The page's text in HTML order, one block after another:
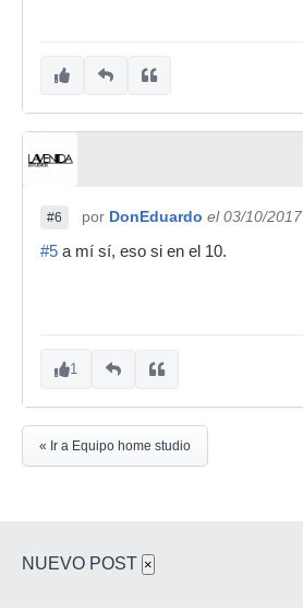
#6 por DonEduardo el 03/10/2017
#5 a mí sí, eso si en el 10.
1
« Ir a Equipo home studio
NUEVO POST ×